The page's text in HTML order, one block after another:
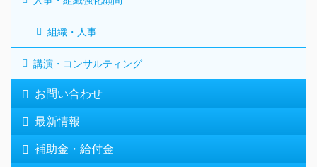
組織・人事
講演・コンサルティング
お問い合わせ
最新情報
補助金・給付金